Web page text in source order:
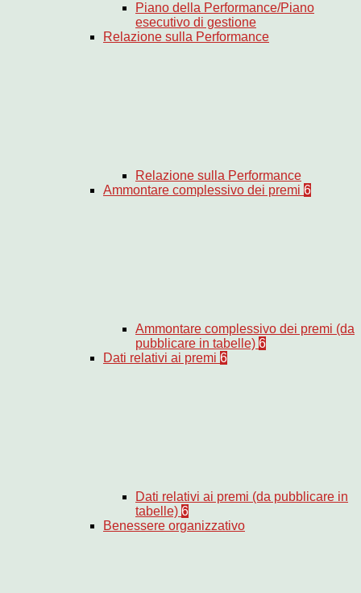
Piano della Performance/Piano
esecutivo di gestione
Relazione sulla Performance
Relazione sulla Performance
Ammontare complessivo dei premi 6
Ammontare complessivo dei premi (da
pubblicare in tabelle) 6
Dati relativi ai premi 6
Dati relativi ai premi (da pubblicare in
tabelle) 6
Benessere organizzativo